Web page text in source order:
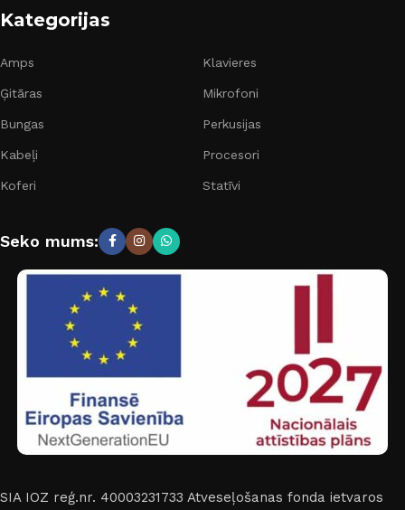
Kategorijas
Amps
Ģitāras
Bungas
Kabeļi
Koferi
Klavieres
Mikrofoni
Perkusijas
Procesori
Statīvi
Seko mums:
SIA IOZ reģ.nr. 40003231733 Atveseļošanas fonda ietvaros